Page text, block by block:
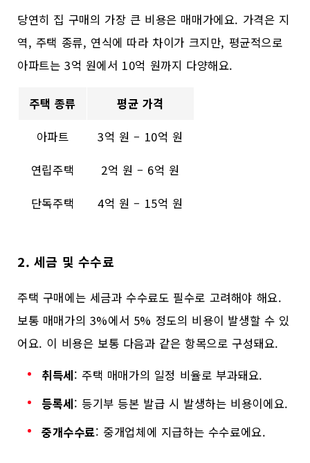
당연히 집 구매의 가장 큰 비용은 매매가에요. 가격은 지
역, 주택 종류, 연식에 따라 차이가 크지만, 평균적으로
아파트는 3억 원에서 10억 원까지 다양해요.
주택 종류
평균 가격
아파트
3억 원 – 10억 원
연립주택
2억 원 – 6억 원
단독주택
4억 원 – 15억 원
2. 세금 및 수수료
주택 구매에는 세금과 수수료도 필수로 고려해야 해요.
보통 매매가의 3%에서 5% 정도의 비용이 발생할 수 있
어요. 이 비용은 보통 다음과 같은 항목으로 구성돼요.
취득세: 주택 매매가의 일정 비율로 부과돼요.
등록세: 등기부 등본 발급 시 발생하는 비용이에요.
중개수수료: 중개업체에 지급하는 수수료에요.